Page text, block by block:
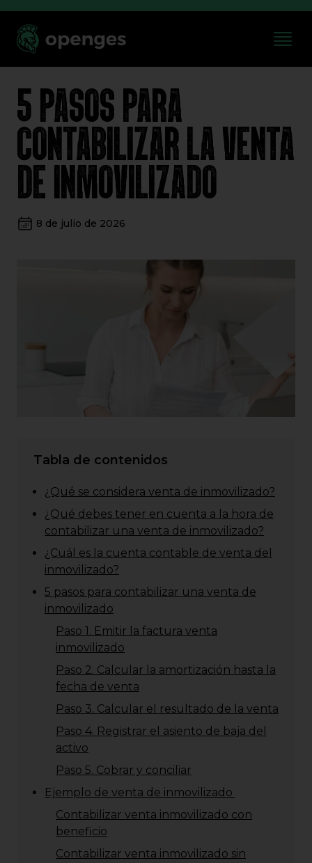
5 PASOS PARA
CONTABILIZAR LA VENTA
DE INMOVILIZADO
8 de julio de 2026
Tabla de contenidos
¿Qué se considera venta de inmovilizado?
¿Qué debes tener en cuenta a la hora de
contabilizar una venta de inmovilizado?
¿Cuál es la cuenta contable de venta del
inmovilizado?
5 pasos para contabilizar una venta de
inmovilizado
Paso 1. Emitir la factura venta
inmovilizado
Paso 2. Calcular la amortización hasta la
fecha de venta
Paso 3. Calcular el resultado de la venta
Paso 4. Registrar el asiento de baja del
activo
Paso 5. Cobrar y conciliar
Ejemplo de venta de inmovilizado
Contabilizar venta inmovilizado con
beneficio
Contabilizar venta inmovilizado sin